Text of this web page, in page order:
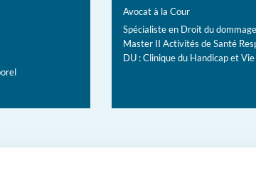
Avocat à la Cour
Spécialiste en Droit du
Master II Activités de Santé
DU : Clinique du Handicap et